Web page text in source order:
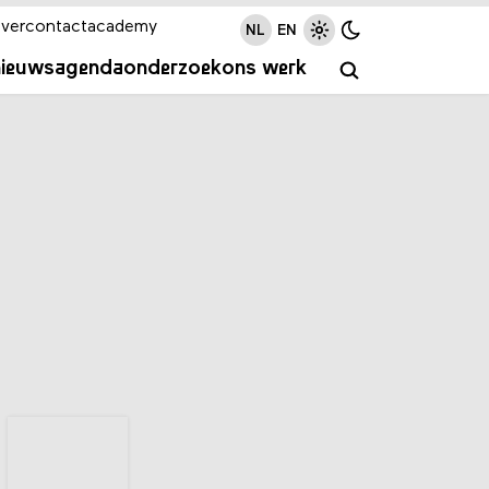
agendaonderzoekons werk
contactacademy NL EN